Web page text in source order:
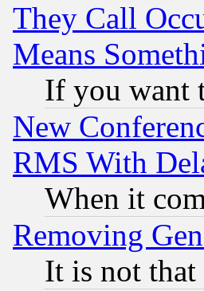
They Call
Means
If you want
New
RMS With
When it
Removing
It is not that